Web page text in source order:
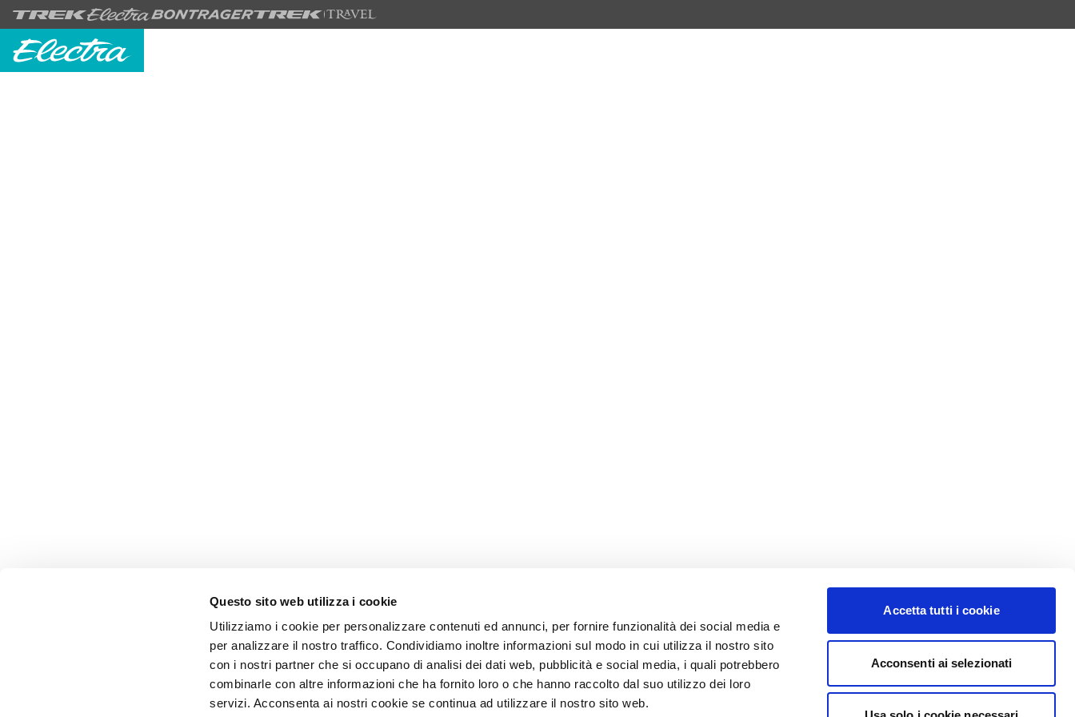
Questo sito web utilizza i cookie
Utilizziamo i cookie per personalizzare contenuti ed annunci, per fornire funzionalità dei social media e
per analizzare il nostro traffico. Condividiamo inoltre informazioni sul modo in cui utilizza il nostro sito
con i nostri partner che si occupano di analisi dei dati web, pubblicità e social media, i quali potrebbero
combinarle con altre informazioni che ha fornito loro o che hanno raccolto dal suo utilizzo dei loro
servizi. Acconsenta ai nostri cookie se continua ad utilizzare il nostro sito web.
Accetta tutti i cookie
Acconsenti ai selezionati